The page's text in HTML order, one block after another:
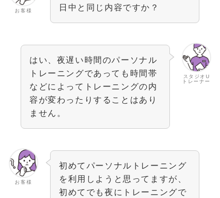
お客様
日中と同じ内容ですか？
スタジオU
トレーナー
はい、夜遅い時間のパーソナル
トレーニングであっても時間帯
などによってトレーニングの内
容が変わったりすることはあり
ません。
お客様
初めてパーソナルトレーニング
を利用しようと思ってますが、
初めてでも夜にトレーニングで